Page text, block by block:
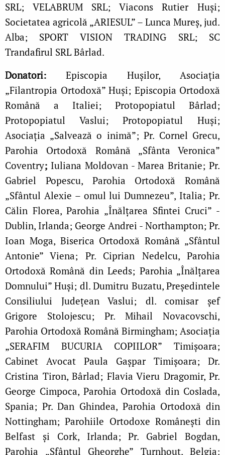
SRL; VELABRUM SRL; Viacons Rutier Huși;
Societatea agricolă „ARIESUL” – Lunca Mureș, jud.
Alba; SPORT VISION TRADING SRL; SC
Trandafirul SRL Bârlad.
Donatori: Episcopia Hușilor, Asociația
„Filantropia Ortodoxă” Huși; Episcopia Ortodoxă
Română a Italiei;
Protopopiatul Bârlad;
Protopopiatul Vaslui; Protopopiatul Huși;
Asociația „Salvează o inimă”; Pr. Cornel Grecu,
Parohia Ortodoxă Română „Sfânta Veronica”
Coventry; Iuliana Moldovan - Marea Britanie; Pr.
Gabriel Popescu, Parohia Ortodoxă Română
„Sfântul Alexie – omul lui Dumnezeu”, Italia; Pr.
Călin Florea, Parohia „Înălțarea Sfintei Cruci” -
Dublin, Irlanda; George Andrei - Northampton; Pr.
Ioan Moga, Biserica Ortodoxă Română „Sfântul
Antonie” Viena; Pr. Ciprian Nedelcu, Parohia
Ortodoxă Română din Leeds; Parohia „Înălțarea
Domnului” Huși; dl. Dumitru Buzatu, Președintele
Consiliului Județean Vaslui; dl. comisar șef
Grigore Stolojescu; Pr. Mihail Novacovschi,
Parohia Ortodoxă Română Birmingham; Asociația
„SERAFIM BUCURIA COPIILOR” Timișoara;
Cabinet Avocat Paula Gașpar Timișoara; Dr.
Cristina Tiron, Bârlad; Flavia Vieru Dragomir, Pr.
George Cimpoca, Parohia Ortodoxă din Coslada,
Spania; Pr. Dan Ghindea, Parohia Ortodoxă din
Nottingham; Parohiile Ortodoxe Românești din
Belfast și Cork, Irlanda; Pr. Gabriel Bogdan,
Parohia „Sfântul Gheorghe” Turnhout, Belgia;